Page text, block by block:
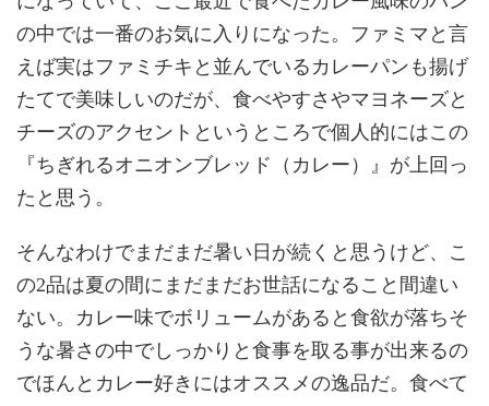
の中では一番のお気に入りになった。ファミマと言
えば実はファミチキと並んでいるカレーパンも揚げ
たてで美味しいのだが、食べやすさやマヨネーズと
チーズのアクセントというところで個人的にはこの
『ちぎれるオニオンブレッド（カレー）』が上回っ
たと思う。
そんなわけでまだまだ暑い日が続くと思うけど、こ
の2品は夏の間にまだまだお世話になること間違い
ない。カレー味でボリュームがあると食欲が落ちそ
うな暑さの中でしっかりと食事を取る事が出来るの
でほんとカレー好きにはオススメの逸品だ。食べて